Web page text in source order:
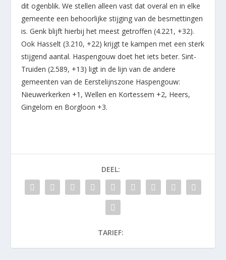
dit ogenblik. We stellen alleen vast dat overal en in elke
gemeente een behoorlijke stijging van de besmettingen
is. Genk blijft hierbij het meest getroffen (4.221, +32).
Ook Hasselt (3.210, +22) krijgt te kampen met een sterk
stijgend aantal. Haspengouw doet het iets beter. Sint-
Truiden (2.589, +13) ligt in de lijn van de andere
gemeenten van de Eerstelijnszone Haspengouw:
Nieuwerkerken +1, Wellen en Kortessem +2, Heers,
Gingelom en Borgloon +3.
DEEL:
TARIEF: